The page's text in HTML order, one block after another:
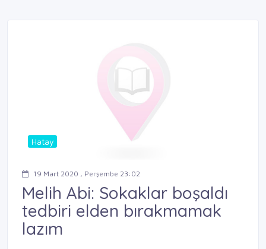
Hatay
19 Mart 2020 , Perşembe 23:02
Melih Abi: Sokaklar boşaldı
tedbiri elden bırakmamak
lazım